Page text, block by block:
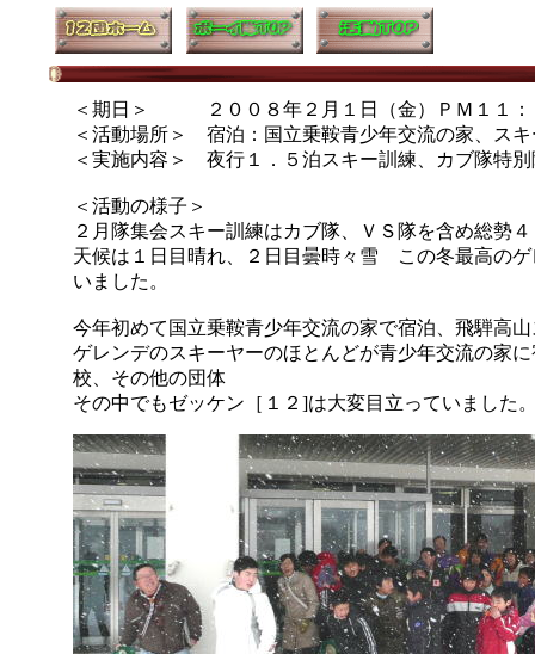
＜期日＞ ２００８年２月１日（金）ＰＭ１１：
＜活動場所＞ 宿泊：国立乗鞍青少年交流の家、ス
＜実施内容＞ 夜行１．５泊スキー訓練、カブ隊特別
＜活動の様子＞
２月隊集会スキー訓練はカブ隊、ＶＳ隊を含め総勢
天候は１日目晴れ、２日目曇時々雪 この冬最高の
いました。
今年初めて国立乗鞍青少年交流の家で宿泊、飛騨高
ゲレンデのスキーヤーのほとんどが青少年交流の家
校、その他の団体
その中でもゼッケン［１２]は大変目立っていました